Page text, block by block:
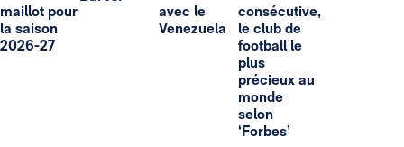
maillot pour
la saison
2026-27
avec le
Venezuela
consécutive,
le club de
football le
plus
précieux au
monde
selon
‘Forbes’